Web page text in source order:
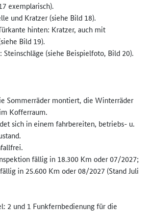
exemplarisch).
und Kratzer (siehe Bild 18).
hinten: Kratzer, auch mit
Bild 19).
Steinschläge (siehe Beispielfoto, Bild 20).
Sommerräder montiert, die Winterräder
Kofferraum.
sich in einem fahrbereiten, betriebs- u.
fällig in 18.300 Km oder 07/2027;
in 25.600 Km oder 08/2027 (Stand Juli
2 und 1 Funkfernbedienung für die